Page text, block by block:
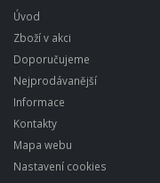
Úvod
Zboží v akci
Doporučujeme
Nejprodávanější
Informace
Kontakty
Mapa webu
Nastavení cookies